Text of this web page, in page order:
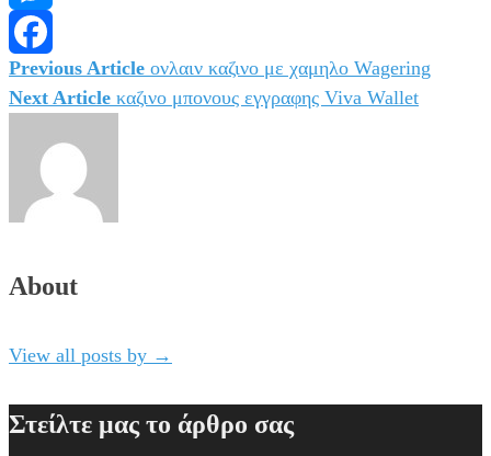
Messenger
Facebook
Πλοήγηση
Previous Article ονλαιν καζινο με χαμηλο Wagering
Next Article καζινο μπονους εγγραφης Viva Wallet
About
View all posts by →
Στείλτε μας το άρθρο σας